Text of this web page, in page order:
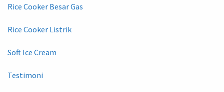
Rice Cooker Besar Gas
Rice Cooker Listrik
Soft Ice Cream
Testimoni